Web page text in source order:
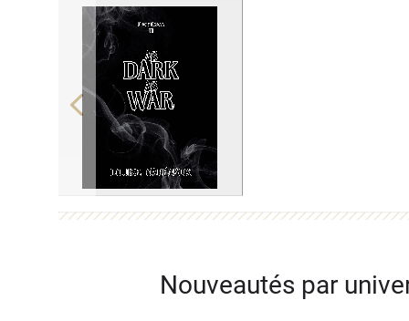
Previous
Nouveautés par